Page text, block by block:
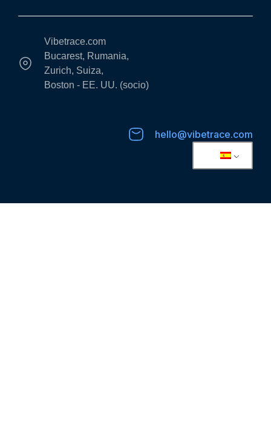
Vibetrace.com
Bucarest, Rumania,
Zurich, Suiza,
Boston - EE. UU. (socio)
hello@vibetrace.com